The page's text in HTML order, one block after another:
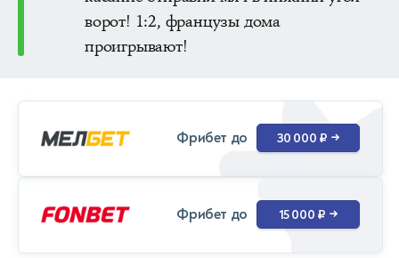
ворот! 1:2, французы дома
проигрывают!
Фрибет до 30 000 ₽ →
Фрибет до 15 000 ₽ →